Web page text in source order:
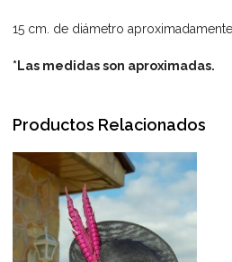
15 cm. de diámetro
*Las medidas son aproximadas.
Productos Relacionados